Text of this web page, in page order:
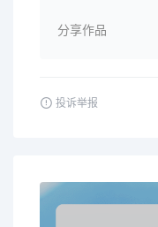
分享作品
投诉举报